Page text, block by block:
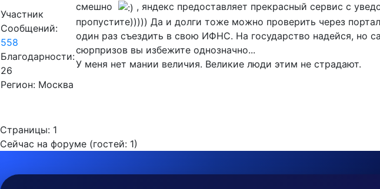
Участник
Сообщений:
558
Благодарности:
26
Регион: Москва
смешно
, яндекс предоставляет прекрасный сервис с
пропустите))))) Да и долги тоже можно проверить через
один раз съездить в свою ИФНС. На государство надейся, но
сюрпризов вы избежите однозначно...
У меня нет мании величия. Великие люди этим не страдают.
Страницы: 1
Сейчас на форуме (гостей: 1)